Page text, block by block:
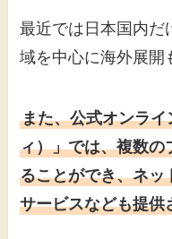
最近では日本国内だ
域を中心に海外展開
また、公式オンラ
ィ）」では、複数の
ることができ、ネッ
サービスなども提供